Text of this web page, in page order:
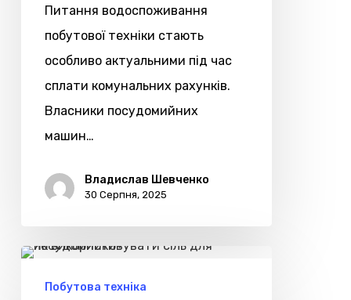
Питання водоспоживання
побутової техніки стають
особливо актуальними під час
сплати комунальних рахунків.
Власники посудомийних
машин…
Владислав Шевченко
30 Серпня, 2025
Як
використовувати
Побутова техніка